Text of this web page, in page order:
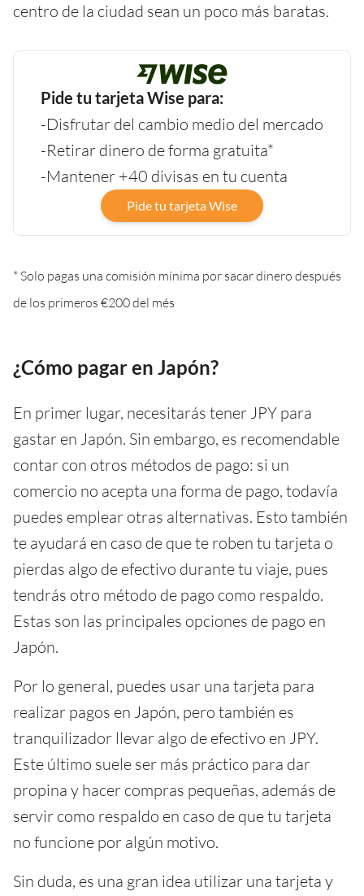
centro de la ciudad sean un poco más baratas.
Pide tu tarjeta Wise para:
-Disfrutar del cambio medio del mercado
-Retirar dinero de forma gratuita*
-Mantener +40 divisas en tu cuenta
Pide tu tarjeta Wise
* Solo pagas una comisión mínima por sacar dinero después
de los primeros €200 del més
¿Cómo pagar en Japón?
En primer lugar, necesitarás tener JPY para
gastar en Japón. Sin embargo, es recomendable
contar con otros métodos de pago: si un
comercio no acepta una forma de pago, todavía
puedes emplear otras alternativas. Esto también
te ayudará en caso de que te roben tu tarjeta o
pierdas algo de efectivo durante tu viaje, pues
tendrás otro método de pago como respaldo.
Estas son las principales opciones de pago en
Japón.
Por lo general, puedes usar una tarjeta para
realizar pagos en Japón, pero también es
tranquilizador llevar algo de efectivo en JPY.
Este último suele ser más práctico para dar
propina y hacer compras pequeñas, además de
servir como respaldo en caso de que tu tarjeta
no funcione por algún motivo.
Sin duda, es una gran idea utilizar una tarjeta y